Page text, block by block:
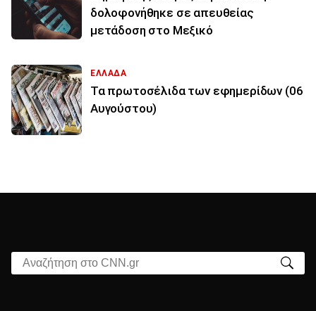
δολοφονήθηκε σε απευθείας
μετάδοση στο Μεξικό
ΕΛΛΑΔΑ
Τα πρωτοσέλιδα των εφημερίδων (06
Αυγούστου)
Αναζήτηση στο CNN.gr